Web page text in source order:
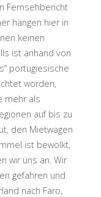
Fernsehbericht
hängen hier in
keinen
ist anhand von
portugiesische
worden,
mehr als
auf bis zu
den Mietwagen
ist bewölkt,
wir uns an. Wir
gefahren und
nach Faro,